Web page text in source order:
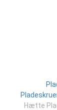
Hætte